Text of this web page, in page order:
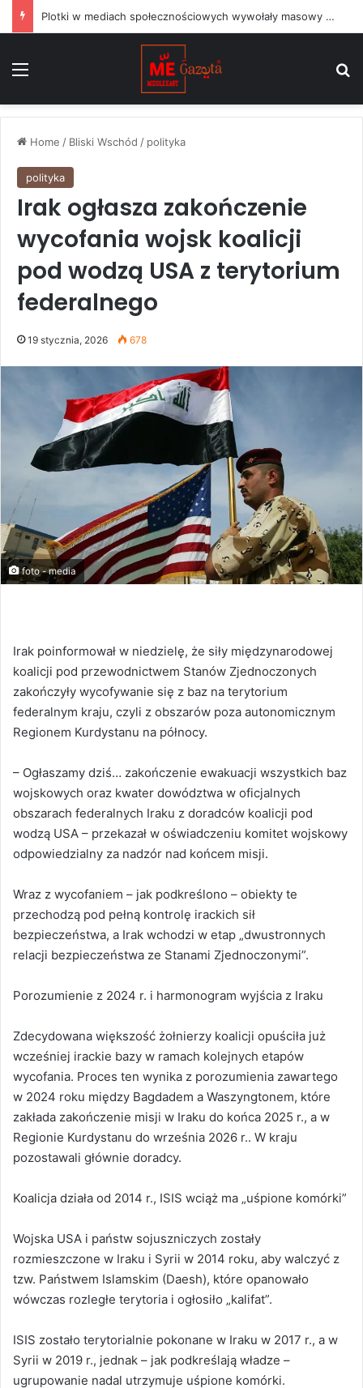
Plotki w mediach społecznościowych wywołały masowy napływ migrantów do hiszpańskiej Ceuty
Home / Bliski Wschód / polityka
polityka
Irak ogłasza zakończenie
wycofania wojsk koalicji
pod wodzą USA z terytorium
federalnego
19 stycznia, 2026 678
foto - media
Irak poinformował w niedzielę, że siły międzynarodowej
koalicji pod przewodnictwem Stanów Zjednoczonych
zakończyły wycofywanie się z baz na terytorium
federalnym kraju, czyli z obszarów poza autonomicznym
Regionem Kurdystanu na północy.
– Ogłaszamy dziś… zakończenie ewakuacji wszystkich baz
wojskowych oraz kwater dowództwa w oficjalnych
obszarach federalnych Iraku z doradców koalicji pod
wodzą USA – przekazał w oświadczeniu komitet wojskowy
odpowiedzialny za nadzór nad końcem misji.
Wraz z wycofaniem – jak podkreślono – obiekty te
przechodzą pod pełną kontrolę irackich sił
bezpieczeństwa, a Irak wchodzi w etap „dwustronnych
relacji bezpieczeństwa ze Stanami Zjednoczonymi”.
Porozumienie z 2024 r. i harmonogram wyjścia z Iraku
Zdecydowana większość żołnierzy koalicji opuściła już
wcześniej irackie bazy w ramach kolejnych etapów
wycofania. Proces ten wynika z porozumienia zawartego
w 2024 roku między Bagdadem a Waszyngtonem, które
zakłada zakończenie misji w Iraku do końca 2025 r., a w
Regionie Kurdystanu do września 2026 r.. W kraju
pozostawali głównie doradcy.
Koalicja działa od 2014 r., ISIS wciąż ma „uśpione komórki”
Wojska USA i państw sojuszniczych zostały
rozmieszczone w Iraku i Syrii w 2014 roku, aby walczyć z
tzw. Państwem Islamskim (Daesh), które opanowało
wówczas rozległe terytoria i ogłosiło „kalifat”.
ISIS zostało terytorialnie pokonane w Iraku w 2017 r., a w
Syrii w 2019 r., jednak – jak podkreślają władze –
ugrupowanie nadal utrzymuje uśpione komórki.